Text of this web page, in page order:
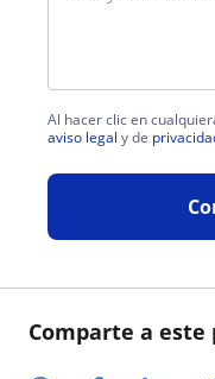
Comparte a este
Al hacer clic en
aviso legal y de